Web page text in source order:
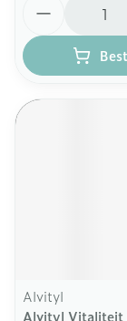
Alvityl
Alvityl Vitaliteit